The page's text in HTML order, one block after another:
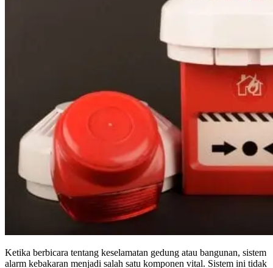
Ketika berbicara tentang keselamatan gedung atau bangunan, sistem
alarm kebakaran menjadi salah satu komponen vital. Sistem ini tidak